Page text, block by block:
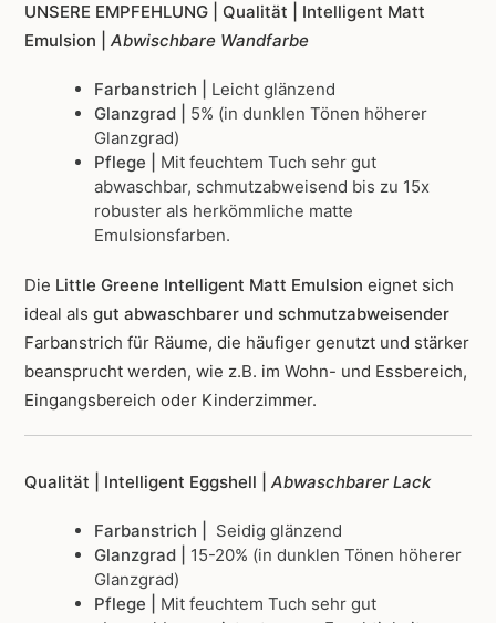
UNSERE EMPFEHLUNG | Qualität | Intelligent Matt
Emulsion | Abwischbare Wandfarbe
Farbanstrich | Leicht glänzend
Glanzgrad | 5% (in dunklen Tönen höherer
Glanzgrad)
Pflege |
Mit feuchtem Tuch sehr gut
abwaschbar, schmutzabweisend bis zu 15x
robuster als herkömmliche matte
Emulsionsfarben.
Die Little Greene Intelligent Matt Emulsion eignet sich
ideal als gut abwaschbarer und schmutzabweisender
Farbanstrich für Räume, die häufiger genutzt und stärker
beansprucht werden, wie z.B. im Wohn- und Essbereich,
Eingangsbereich oder Kinderzimmer.
Qualität | Intelligent Eggshell | Abwaschbarer Lack
Farbanstrich | Seidig glänzend
Glanzgrad |
15-20% (in dunklen Tönen höherer
Glanzgrad)
Pflege |
Mit feuchtem Tuch sehr gut